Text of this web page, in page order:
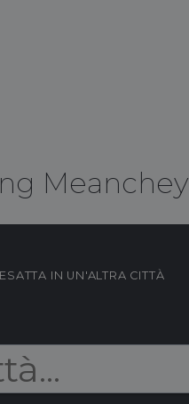
Meanchey
IN UN'ALTRA CITTÀ